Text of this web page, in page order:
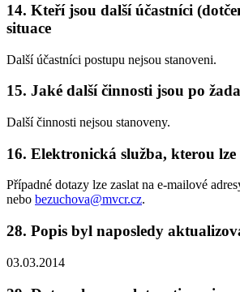
14. Kteří jsou další účastníci
situace
Další účastníci postupu nejsou stanoveni.
15. Jaké další činnosti jsou po
Další činnosti nejsou stanoveny.
16. Elektronická služba, kterou
Případné dotazy lze zaslat na e-mailové
nebo bezuchova@mvcr.cz.
28. Popis byl naposledy
03.03.2014